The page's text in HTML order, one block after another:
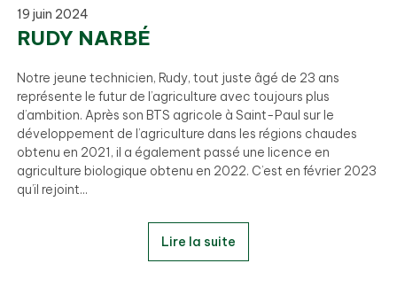
19 juin 2024
RUDY NARBÉ
Notre jeune technicien, Rudy, tout juste âgé de 23 ans
représente le futur de l’agriculture avec toujours plus
d’ambition. Après son BTS agricole à Saint-Paul sur le
développement de l’agriculture dans les régions chaudes
obtenu en 2021, il a également passé une licence en
agriculture biologique obtenu en 2022. C’est en février 2023
qu’il rejoint...
Lire la suite